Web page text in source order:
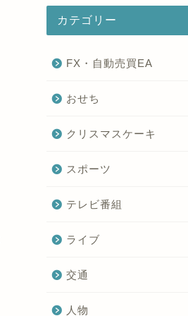
カテゴリー
FX・自動売買EA
おせち
クリスマスケーキ
スポーツ
テレビ番組
ライブ
交通
人物